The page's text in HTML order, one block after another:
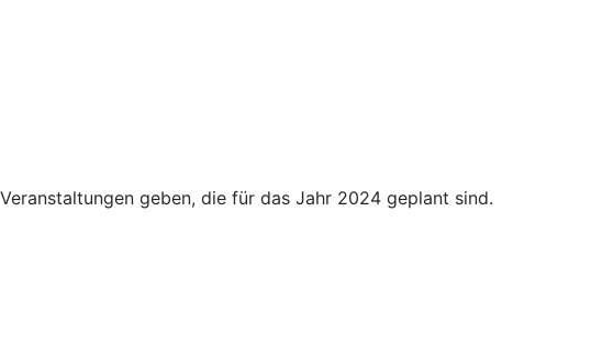
geben, die für das Jahr 2024 geplant sind.